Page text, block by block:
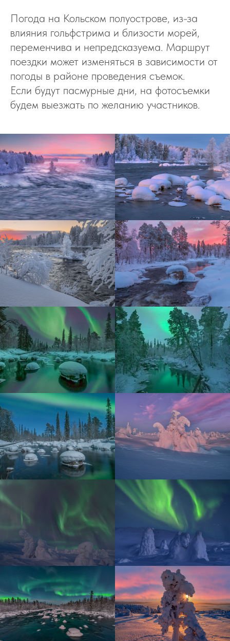
Погода на Кольском полуострове, из-за
влияния гольфстрима и близости морей,
переменчива и непредсказуема. Маршрут
поездки может изменяться в зависимости от
погоды в районе проведения съемок.
Если будут пасмурные дни, на фотосъемки
будем выезжать по желанию участников.